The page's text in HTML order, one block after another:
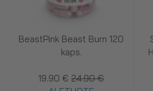
BeastPink Beast Burn 120
kaps.
19.90 € 24.90 €